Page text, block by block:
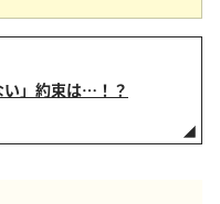
い」約束は…！？